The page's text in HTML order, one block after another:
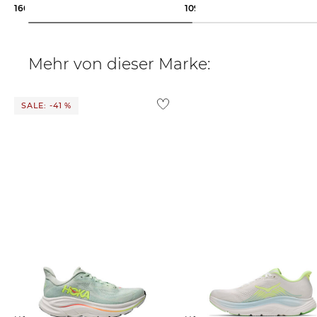
160,00 €
109,99 €
Mehr von dieser Marke:
SALE: -41 %